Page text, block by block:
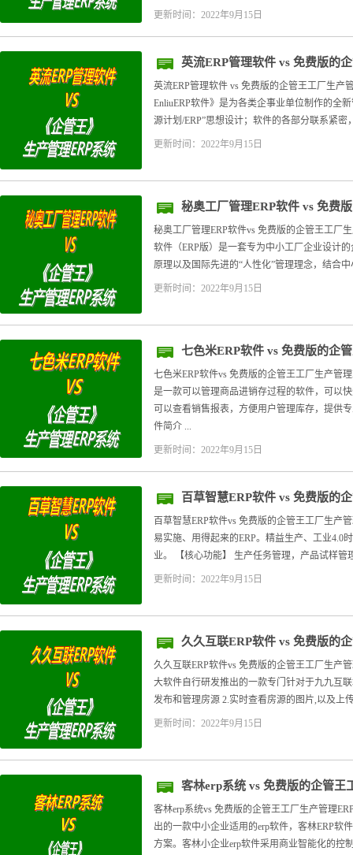
更新时间：2022年9月15日
英流ERP管理软件 vs 免费版的
英流ERP管理软件 vs 免费版的企管王工厂生产
EnliuERP软件》是为各类企事业单位制作的全
源计划/ERP”思想设计；软件的各部分联系紧密
更新时间：2022年9月15日
秘奥工厂管理ERP软件 vs 免费
软件
秘奥工厂管理ERP软件vs 免费版的企管王工厂
软件（ERP版）是一套专为中小工厂企业设计
原理以及国际先进的“人性化”管理理念，结合
更新时间：2022年9月15日
七色米ERP软件 vs 免费版的企
七色米ERP软件vs 免费版的企管王工厂生产管
是一款可以管理商品进销存过程的软件，可以
可以查看销售报表，方便用户管理库存，提供
件简介 ...
更新时间：2022年9月15日
百草智慧ERP软件 vs 免费版的
百草智慧ERP软件vs 免费版的企管王工厂生产
易实施、用得起来的ERP。精益生产、工业4.0
业。 【核心功能】 生产任务管理，产品试样管
更新时间：2022年9月15日
久久互联ERP软件 vs 免费版的
久久互联ERP软件vs 免费版的企管王工厂生产
大软件自行研发推出的一款专门针对于九九互
发布和管理房源 2.实时查看房源的图片,以及上
更新时间：2022年9月15日
客林erp系统 vs 免费版的企管王
客林erp系统vs 免费版的企管王工厂生产管理
出的一款中小企业适用的erp软件，客林ERP软
方案。客林小企业erp软件采用商业智能化的控